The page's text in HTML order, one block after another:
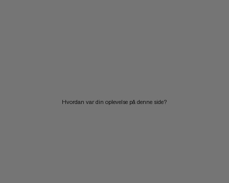
Hvordan var din oplevelse på denne side?